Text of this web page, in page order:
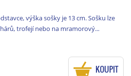
výška sošky je 13 cm. Sošku lze
trofejí nebo na mramorový...
KOUPIT